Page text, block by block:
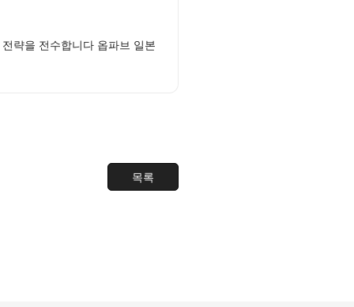
략을 전수합니다 옵파브 일본
목록